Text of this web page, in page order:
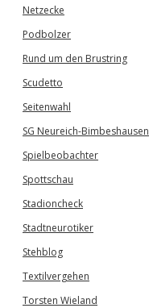
Netzecke
Podbolzer
Rund um den Brustring
Scudetto
Seitenwahl
SG Neureich-Bimbeshausen
Spielbeobachter
Spottschau
Stadioncheck
Stadtneurotiker
Stehblog
Textilvergehen
Torsten Wieland